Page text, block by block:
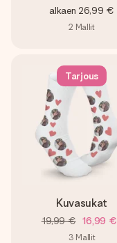
alkaen 26,99 €
2 Mallit
Tarjous
Kuvasukat
19,99 € 16,99 €
3 Mallit